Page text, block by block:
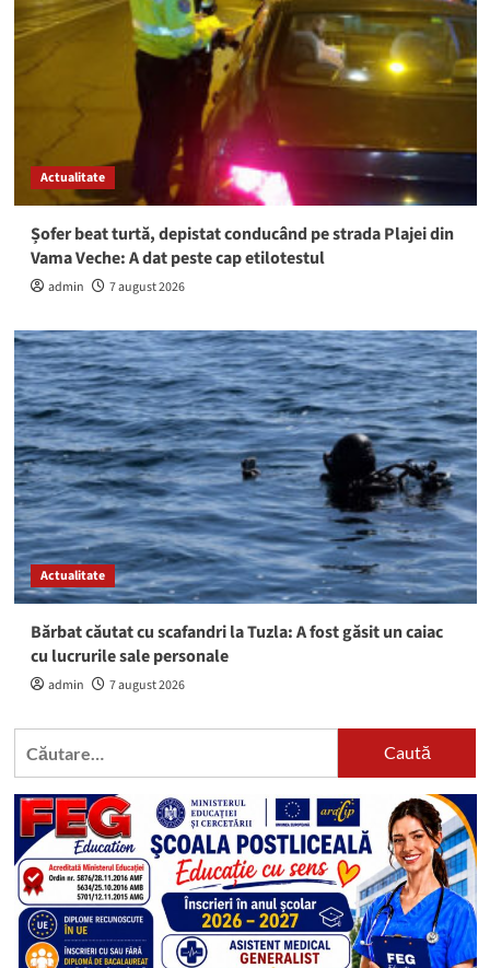
Actualitate
Șofer beat turtă, depistat conducând pe strada Plajei din
Vama Veche: A dat peste cap etilotestul
admin 7 august 2026
Actualitate
Bărbat căutat cu scafandri la Tuzla: A fost găsit un caiac
cu lucrurile sale personale
admin 7 august 2026
Caută